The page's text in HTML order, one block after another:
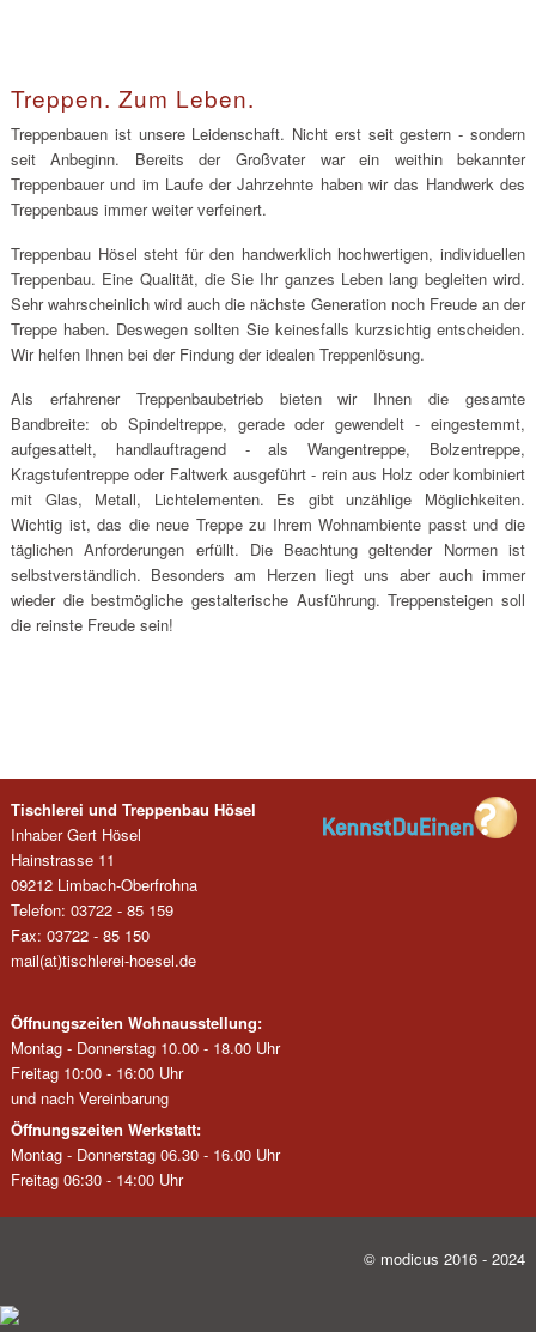
Treppen. Zum Leben.
Treppenbauen ist unsere Leidenschaft. Nicht erst seit gestern - sondern
seit Anbeginn. Bereits der Großvater war ein weithin bekannter
Treppenbauer und im Laufe der Jahrzehnte haben wir das Handwerk des
Treppenbaus immer weiter verfeinert.
Treppenbau Hösel steht für den handwerklich hochwertigen, individuellen
Treppenbau. Eine Qualität, die Sie Ihr ganzes Leben lang begleiten wird.
Sehr wahrscheinlich wird auch die nächste Generation noch Freude an der
Treppe haben. Deswegen sollten Sie keinesfalls kurzsichtig entscheiden.
Wir helfen Ihnen bei der Findung der idealen Treppenlösung.
Als erfahrener Treppenbaubetrieb bieten wir Ihnen die gesamte
Bandbreite: ob Spindeltreppe, gerade oder gewendelt - eingestemmt,
aufgesattelt, handlauftragend - als Wangentreppe, Bolzentreppe,
Kragstufentreppe oder Faltwerk ausgeführt - rein aus Holz oder kombiniert
mit Glas, Metall, Lichtelementen. Es gibt unzählige Möglichkeiten.
Wichtig ist, das die neue Treppe zu Ihrem Wohnambiente passt und die
täglichen Anforderungen erfüllt. Die Beachtung geltender Normen ist
selbstverständlich. Besonders am Herzen liegt uns aber auch immer
wieder die bestmögliche gestalterische Ausführung. Treppensteigen soll
die reinste Freude sein!
Tischlerei und Treppenbau Hösel
Inhaber Gert Hösel
Hainstrasse 11
09212 Limbach-Oberfrohna
Telefon: 03722 - 85 159
Fax: 03722 - 85 150
mail(at)tischlerei-hoesel.de
Öffnungszeiten Wohnausstellung:
Montag - Donnerstag 10.00 - 18.00 Uhr
Freitag 10:00 - 16:00 Uhr
und nach Vereinbarung
Öffnungszeiten Werkstatt:
Montag - Donnerstag 06.30 - 16.00 Uhr
Freitag 06:30 - 14:00 Uhr
© modicus 2016 - 2024